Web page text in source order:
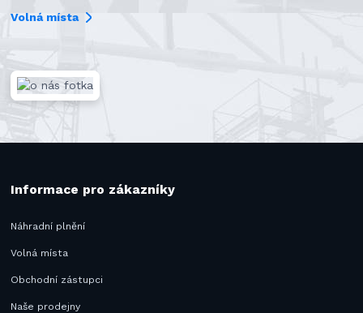
Volná místa
Informace pro zákazníky
Náhradní plnění
Volná místa
Obchodní zástupci
Naše prodejny